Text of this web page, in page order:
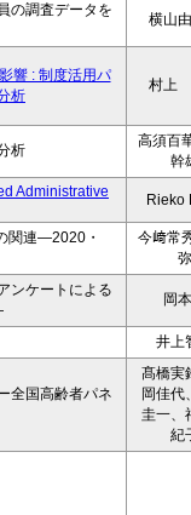
の調査データを
横山
響 : 制度活用パ
析
村上
析
高須百
幹
Administrative
Rieko
関連―2020・
今﨑常
弥
ンケートによる
岡
井上
全国高齢者パネ
髙橋実
岡佳代
圭一、
紀